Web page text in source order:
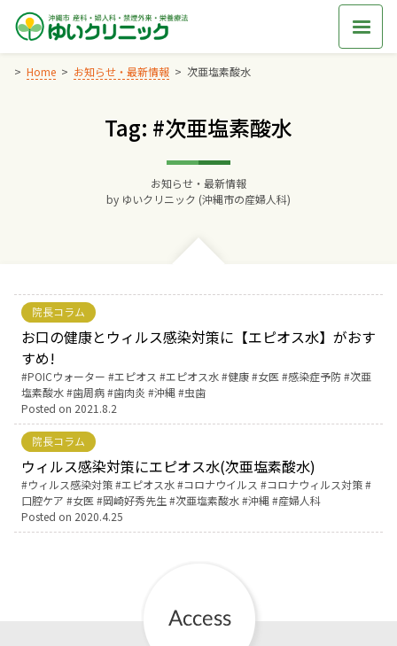
Skip
content
Home お知らせ・最新情報 次亜塩素酸水
Tag: #次亜塩素酸水
お知らせ・最新情報
by ゆいクリニック (沖縄市の産婦人科)
院長コラム
お口の健康とウィルス感染対策に【エピオス水】がおす
すめ!
Tags:
POICウォーター エピオス エピオス水 健康 女医 感染症予防 次亜
塩素酸水 歯周病 歯肉炎 沖縄
虫歯
Posted on 2021.8.2
院長コラム
ウィルス感染対策にエピオス水(次亜塩素酸水)
Tags:
ウィルス感染対策 エピオス水 コロナウイルス
コロナウィルス対策
口腔ケア
女医 岡崎好秀先生 次亜塩素酸水 沖縄
産婦人科
Posted on 2020.4.25
Home
交通アクセス
診療料金
妊婦健診
お産について
親と子の結びつき支援
母乳育児
その他の診療内容